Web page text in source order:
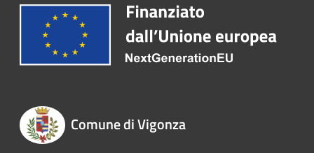
Comune di Vigonza